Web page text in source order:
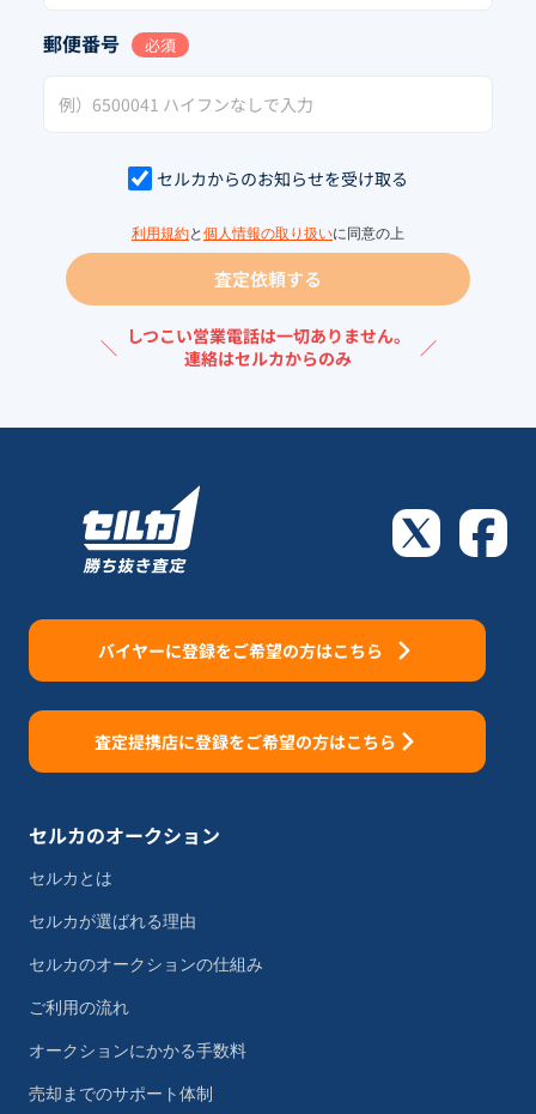
郵便番号 必須
セルカからのお知らせを受け取る
利用規約と 個人情報の取り扱いに同意の上
査定依頼する
＼ しつこい営業電話は一切ありません。
連絡はセルカからのみ
／
バイヤーに登録をご希望の方はこちら
査定提携店に登録をご希望の方はこちら
セルカのオークション
セルカとは
セルカが選ばれる理由
セルカのオークションの仕組み
ご利用の流れ
オークションにかかる手数料
売却までのサポート体制